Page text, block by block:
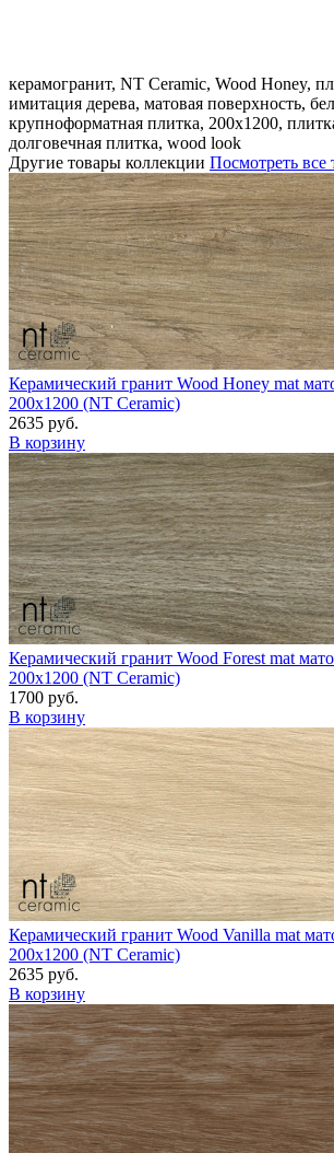
керамогранит, NT Ceramic, Wood Honey,
имитация дерева, матовая поверхность,
крупноформатная плитка, 200x1200,
долговечная плитка, wood look
Другие товары коллекции Посмотреть все
Керамический гранит Wood Honey mat
200x1200 (NT Ceramic)
2635 руб.
В корзину
Керамический гранит Wood Forest mat
200x1200 (NT Ceramic)
1700 руб.
В корзину
Керамический гранит Wood Vanilla mat
200x1200 (NT Ceramic)
2635 руб.
В корзину